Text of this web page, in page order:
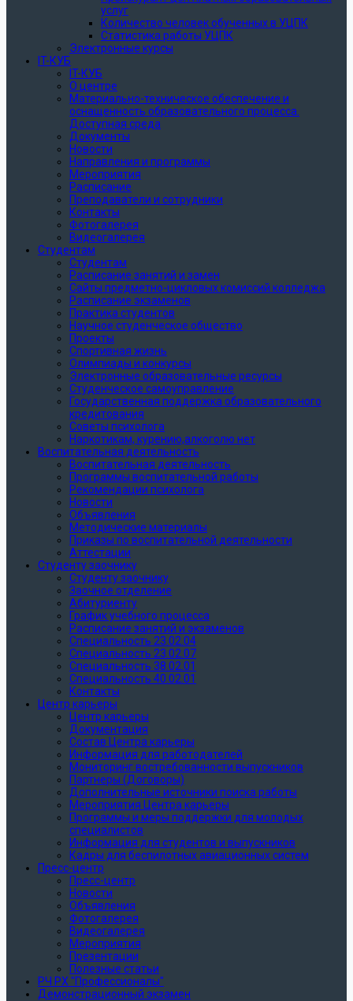
услуг
Количество человек обученных в УЦПК
Статистика работы УЦПК
Электронные курсы
IT-КУБ
IT-КУБ
О центре
Материально-техническое обеспечение и
оснащенность образовательного процесса.
Доступная среда
Документы
Новости
Направления и программы
Мероприятия
Расписание
Преподаватели и сотрудники
Контакты
Фотогалерея
Видеогалерея
Студентам
Студентам
Расписание занятий и замен
Сайты предметно-цикловых комиссий колледжа
Расписание экзаменов
Практика студентов
Научное студенческое общество
Проекты
Спортивная жизнь
Олимпиады и конкурсы
Электронные образовательные ресурсы
Студенческое самоуправление
Государственная поддержка образовательного
кредитования
Советы психолога
Наркотикам, курению,алкоголю нет
Воспитательная деятельность
Воспитательная деятельность
Программы воспитательной работы
Рекомендации психолога
Новости
Объявления
Методические материалы
Приказы по воспитательной деятельности
Аттестации
Студенту заочнику
Студенту заочнику
Заочное отделение
Абитуриенту
График учебного процесса
Расписание занятий и экзаменов
Специальность 23.02.04
Специальность 23.02.07
Специальность 38.02.01
Специальность 40.02.01
Контакты
Центр карьеры
Центр карьеры
Документация
Состав Центра карьеры
Информация для работодателей
Мониторинг востребованности выпускников
Партнеры (Договоры)
Дополнительные источники поиска работы
Мероприятия Центра карьеры
Программы и меры поддержки для молодых
специалистов
Информация для студентов и выпускников
Кадры для беспилотных авиационных систем
Пресс-центр
Пресс-центр
Новости
Объявления
Фотогалерея
Видеогалерея
Мероприятия
Презентации
Полезные статьи
РЧ РХ "Профессионалы"
Демонстрационный экзамен